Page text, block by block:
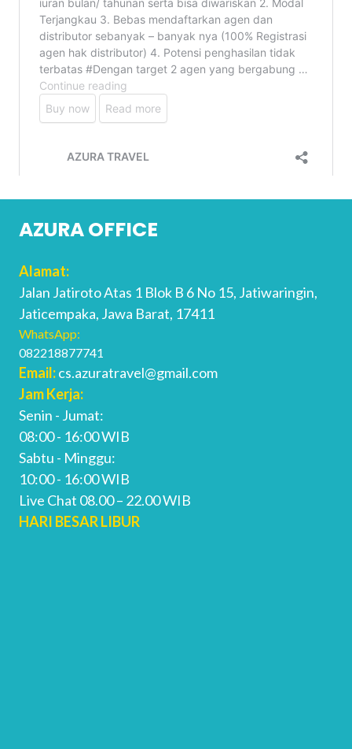
AZURA OFFICE
Alamat:
Jalan Jatiroto Atas 1 Blok B 6 No 15, Jatiwaringin,
Jaticempaka, Jawa Barat, 17411
WhatsApp:
082218877741
Email:cs.azuratravel@gmail.com
Jam Kerja:
Senin - Jumat:
08:00 - 16:00 WIB
Sabtu - Minggu:
10:00 - 16:00 WIB
Live Chat 08.00 – 22.00 WIB
HARI BESAR LIBUR